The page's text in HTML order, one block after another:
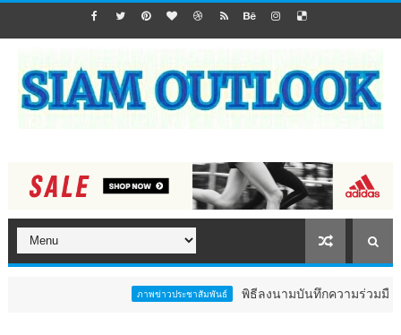
ภาพข่าวประชาสัมพันธ์ พิธีลงนามบันทึกความร่วมมือการวิจั